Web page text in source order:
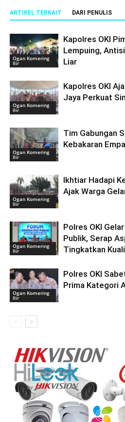
ARTIKEL TERKAIT DARI PENULIS
Ogan Komering
Ilir
Kapolres OKI
Lempuing,
Liar
Ogan Komering
Ilir
Kapolres OKI
Jaya Perkuat
Ogan Komering
Ilir
Tim Gabungan
Kebakaran
Ogan Komering
Ilir
Ikhtiar Hadapi
Ajak Warga
Ogan Komering
Ilir
Polres OKI
Publik, Serap
Tingkatkan
Ogan Komering
Ilir
Polres OKI
Prima Kategori